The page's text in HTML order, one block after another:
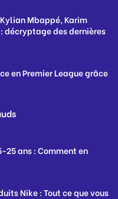
Mbappé, Karim
des dernières
en Premier League grâce
25 ans : Comment en
Nike : Tout ce que vous